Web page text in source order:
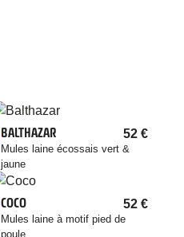
BALTHAZAR 52 €
Mules laine écossais vert &
jaune
COCO 52 €
Mules laine à motif pied de
poule